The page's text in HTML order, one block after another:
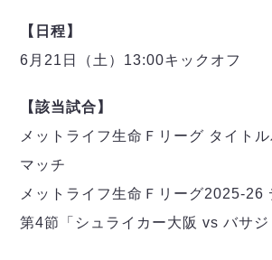
【日程】
6月21日（土）13:00キックオフ
【該当試合】
メットライフ生命Ｆリーグ タイト
マッチ
メットライフ生命Ｆリーグ2025-26
第4節「シュライカー大阪 vs バサジ